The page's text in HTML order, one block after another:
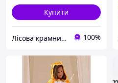
Купити
Лісова крамничка 100%